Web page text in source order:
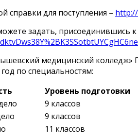
справки для поступления –
задать, присоединившись к
медицинский колледж»
по специальностям:
Уровень подготовки
9 классов
9 классов
11 классов